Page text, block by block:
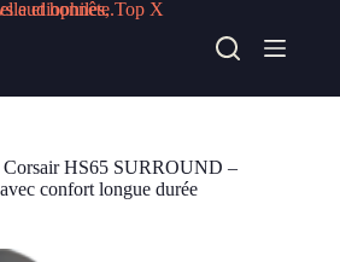
Acheter chez alternate
Corsair HS65 SURROUND –
confort longue durée